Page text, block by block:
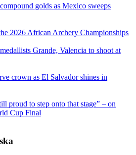
golds as Mexico sweeps
2026 African Archery Championships
Grande, Valencia to shoot at
crown as El Salvador shines in
proud to step onto that stage” – on
Cup Final